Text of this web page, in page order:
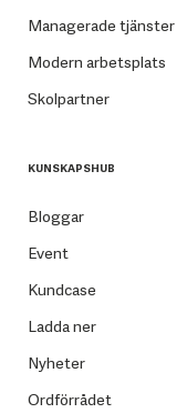
Managerade tjänster
Modern arbetsplats
Skolpartner
KUNSKAPSHUB
Bloggar
Event
Kundcase
Ladda ner
Nyheter
Ordförrådet